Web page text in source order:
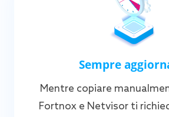
Sempre
Mentre copiare
Fortnox e Netvisor ti